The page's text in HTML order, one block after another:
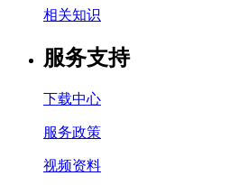
相关知识
服务支持
下载中心
服务政策
视频资料